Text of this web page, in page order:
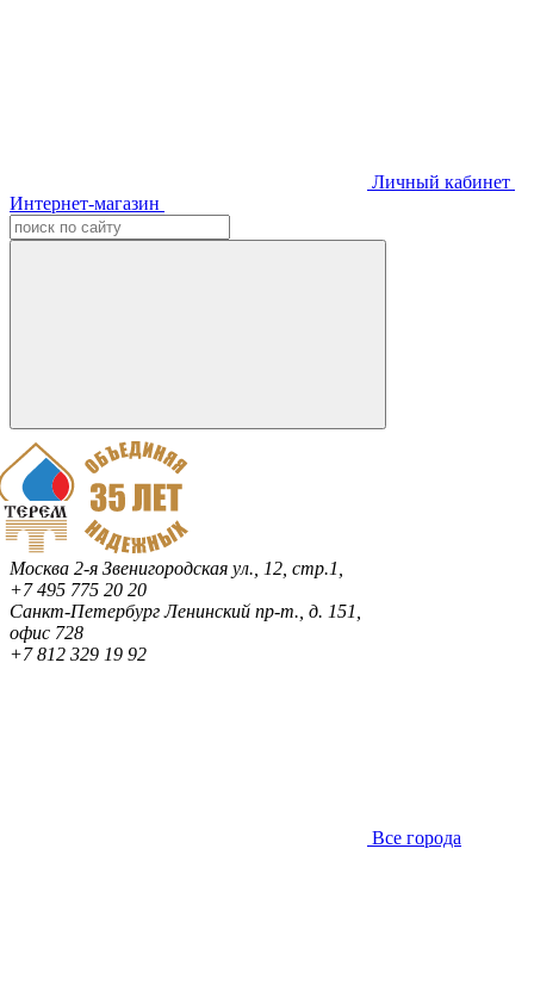
Личный кабинет
Интернет-магазин
Москва 2-я Звенигородская ул., 12, стр.1,
+7 495 775 20 20
Санкт-ПетербургЛенинский пр-т., д. 151,
офис 728
+7 812 329 19 92
Все города